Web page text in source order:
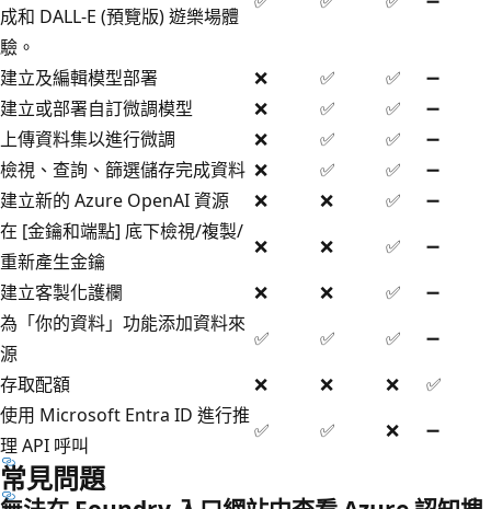
成和 DALL-E (預覽版) 遊樂場體
驗。
建立及編輯模型部署 ❌ ✅ ✅
➖
建立或部署自訂微調模型
❌ ✅ ✅
➖
上傳資料集以進行微調
❌ ✅ ✅
➖
檢視、查詢、篩選儲存完成資料 ❌ ✅ ✅
➖
建立新的 Azure OpenAI 資源
❌ ❌ ✅
➖
在 [金鑰和端點] 底下檢視/複製/
重新產生金鑰
❌ ❌ ✅
➖
建立客製化護欄
❌ ❌ ✅
➖
為「你的資料」功能添加資料來
源
✅ ✅ ✅
➖
存取配額
❌ ❌ ❌
✅
使用 Microsoft Entra ID 進行推
理 API 呼叫
✅ ✅ ❌ ➖
常見問題